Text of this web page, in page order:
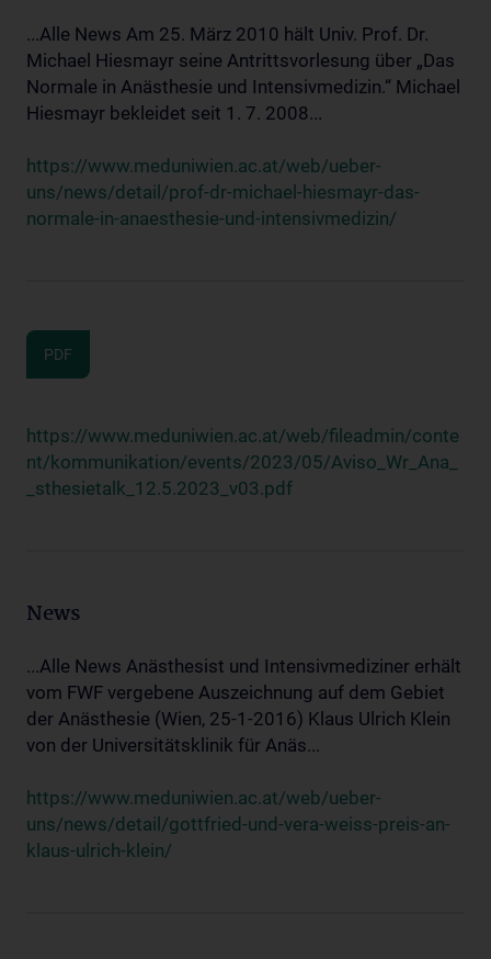
...Alle News Am 25. März 2010 hält Univ. Prof. Dr.
Michael Hiesmayr seine Antrittsvorlesung über „Das
Normale in Anästhesie und Intensivmedizin.“ Michael
Hiesmayr bekleidet seit 1. 7. 2008...
https://www.meduniwien.ac.at/web/ueber-
uns/news/detail/prof-dr-michael-hiesmayr-das-
normale-in-anaesthesie-und-intensivmedizin/
PDF
https://www.meduniwien.ac.at/web/fileadmin/conte
nt/kommunikation/events/2023/05/Aviso_Wr_Ana_
_sthesietalk_12.5.2023_v03.pdf
News
...Alle News Anästhesist und Intensivmediziner erhält
vom FWF vergebene Auszeichnung auf dem Gebiet
der Anästhesie (Wien, 25-1-2016) Klaus Ulrich Klein
von der Universitätsklinik für Anäs...
https://www.meduniwien.ac.at/web/ueber-
uns/news/detail/gottfried-und-vera-weiss-preis-an-
klaus-ulrich-klein/